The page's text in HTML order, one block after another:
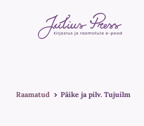
Raamatud Päike ja pilv. Tujuilm